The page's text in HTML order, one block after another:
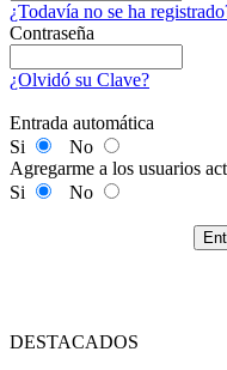
¿Todavía no se ha
Contraseña
¿Olvidó su Clave?
Entrada automática
Si
No
Agregarme a los usuarios
Si
No
DESTACADOS